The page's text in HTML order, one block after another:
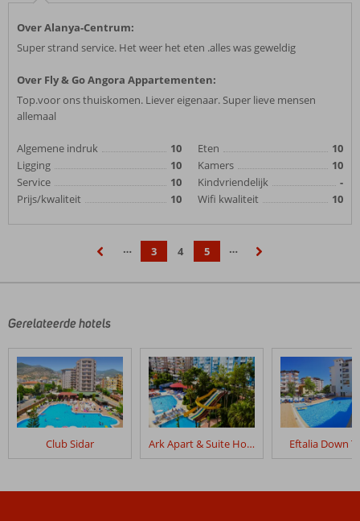
Over Alanya-Centrum:
Super strand service. Het weer het eten .alles was geweldig
Over Fly & Go Angora Appartementen:
Top.voor ons thuiskomen. Liever eigenaar. Super lieve mensen
allemaal
Algemene indruk
10
Ligging
10
Service
10
Prijs/kwaliteit
10
Eten
10
Kamers
10
Kindvriendelijk
-
Wifi kwaliteit
10
… 3 4 5
…
Gerelateerde hotels
Club Sidar Ark Apart & Suite Hotel Eftalia Down